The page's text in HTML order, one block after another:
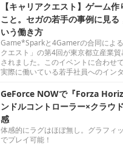
【キャリアクエスト】ゲーム
こと。セガの若手の事例に見る
いう働き方
Game*Sparkと4Gamerの合同によ
クエスト」の第4回が東京都立産業
されました。このイベントに合わせ
実際に働いている若手社員へのイン
GeForce NOWで『Forza
ンドルコントローラー×クラウ
感
体感的にラグはほぼ無し。グラフィ
でプレイ可能！